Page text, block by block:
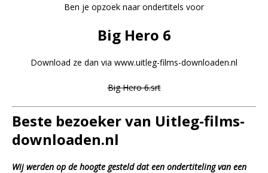
Ben je opzoek naar ondertitels voor
Big Hero 6
Download ze dan via www.uitleg-films-downloaden.nl
Big Hero 6.srt
Beste bezoeker van Uitleg-films-
downloaden.nl
Wij werden op de hoogte gesteld dat een ondertiteling van een